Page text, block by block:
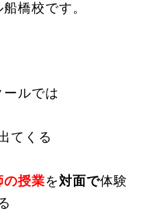
橋校です。
ルでは
てくる
の授業を対面で体験